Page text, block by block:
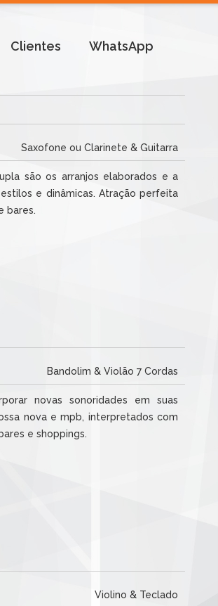
Clientes WhatsApp
Saxofone ou Clarinete & Guitarra
são os arranjos elaborados e a
e dinâmicas. Atração perfeita
bares.
Bandolim & Violão 7 Cordas
novas sonoridades em suas
nova e mpb, interpretados com
e shoppings.
Violino & Teclado